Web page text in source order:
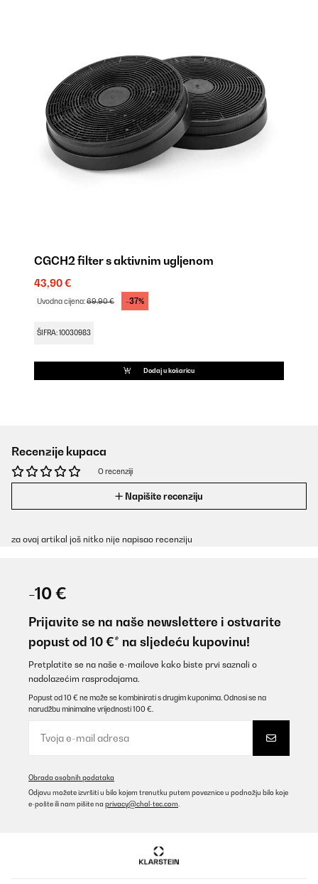
CGCH2 filter s aktivnim ugljenom
43,90 €
Uvodna cijena:69,90 € -37%
ŠIFRA: 10030983
Dodaj u košaricu
Recenzije kupaca
O recenziji
Napišite recenziju
za ovaj artikal još nitko nije napisao recenziju
-10 €
Prijavite se na naše newslettere i ostvarite
popust od 10 €* na sljedeću kupovinu!
Pretplatite se na naše e-mailove kako biste prvi saznali o
nadolazećim rasprodajama.
Popust od 10 € ne može se kombinirati s drugim kuponima. Odnosi se na
narudžbu minimalne vrijednosti 100 €.
Obrada osobnih podataka
Odjavu možete izvršiti u bilo kojem trenutku putem poveznice u podnožju bilo koje
e-pošte ili nam pišite na privacy@chal-tec.com